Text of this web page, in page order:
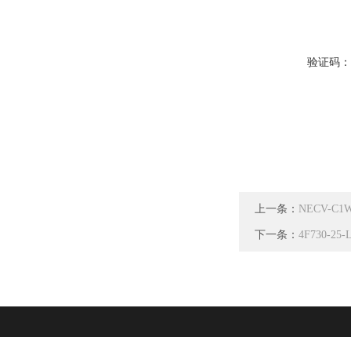
验证码：
上一条： NECV-
下一条： 4F730-25-